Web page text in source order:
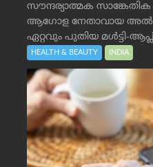
സൗന്ദര്യാത്മക
ആഗോള നേതാവായ
ഏറ്റവും പുതിയ മൾട്ടി-
HEALTH & BEAUTY INDIA